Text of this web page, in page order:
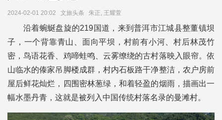
2024-02-01 20:02 文旅头条 朱正, 王耀萱
沿着蜿蜒盘旋的219国道，来到普洱市江城县整董镇坝
子，一个背靠青山、面向平坝，村前有小河、村后林茂竹
密，鸟语花香、鸡啼蛙鸣、云雾缭绕的古村落映入眼帘。依
山临水的傣家吊脚楼成群，村内石板路干净整洁，农户房前
屋后鲜花灿烂，四围密林葱绿，和着轻盈的烟雨，描画出一
幅水墨丹青，这就是被列入中国传统村落名录的曼滩村。